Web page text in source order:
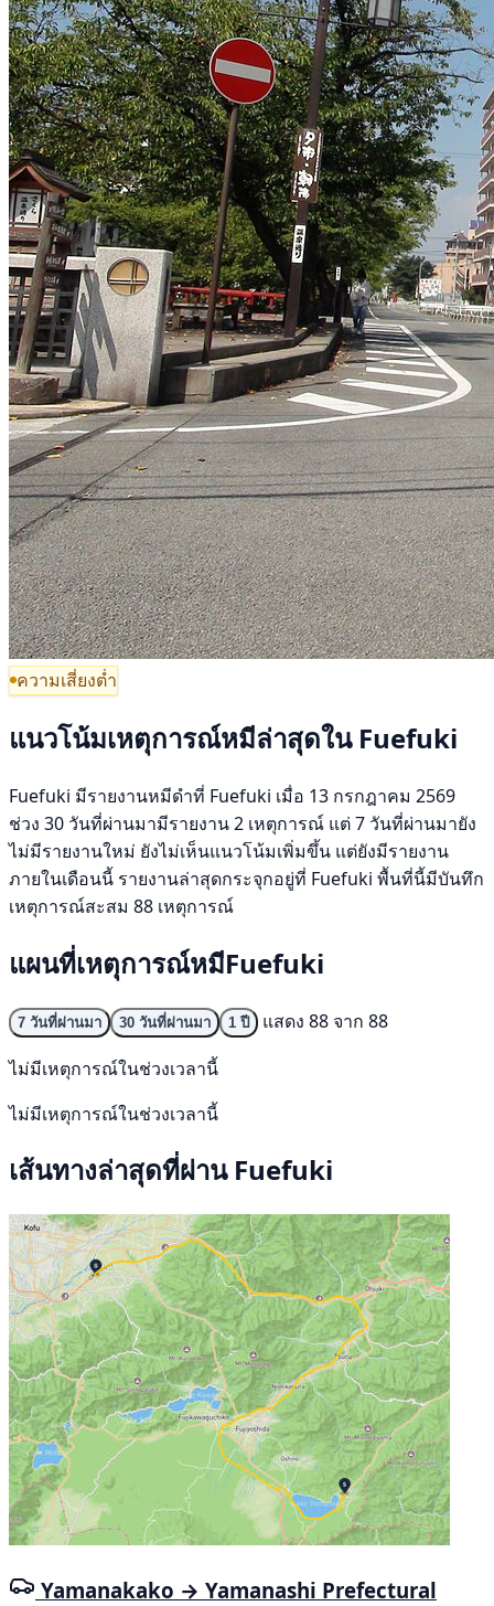
ความเสี่ยงต่ำ
แนวโน้มเหตุการณ์หมีล่าสุดใน Fuefuki
Fuefuki มีรายงานหมีดำที่ Fuefuki เมื่อ 13 กรกฎาคม 2569
ช่วง 30 วันที่ผ่านมามีรายงาน 2 เหตุการณ์ แต่ 7 วันที่ผ่านมายัง
ไม่มีรายงานใหม่ ยังไม่เห็นแนวโน้มเพิ่มขึ้น แต่ยังมีรายงาน
ภายในเดือนนี้ รายงานล่าสุดกระจุกอยู่ที่ Fuefuki พื้นที่นี้มีบันทึก
เหตุการณ์สะสม 88 เหตุการณ์
แผนที่เหตุการณ์หมีFuefuki
7 วันที่ผ่านมา 30 วันที่ผ่านมา 1 ปี
แสดง 88 จาก 88
ไม่มีเหตุการณ์ในช่วงเวลานี้
ไม่มีเหตุการณ์ในช่วงเวลานี้
เส้นทางล่าสุดที่ผ่าน Fuefuki
Yamanakako → Yamanashi Prefectural